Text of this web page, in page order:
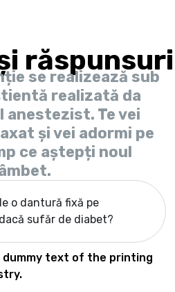
răspunsuri
se realizează sub
realizată da
anestezist. Te vei
și vei adormi pe
ce aștepți noul
o dantură fixă pe
sufăr de diabet?
dummy text of the printing